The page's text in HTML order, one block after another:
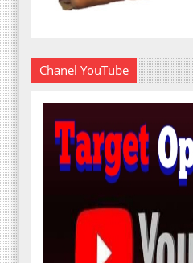
Chanel YouTube